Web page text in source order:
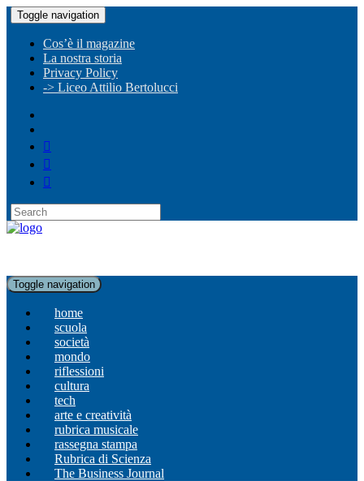
Toggle navigation
Cos’è il magazine
La nostra storia
Privacy Policy
-> Liceo Attilio Bertolucci
Toggle navigation
home
scuola
società
mondo
riflessioni
cultura
tech
arte e creatività
rubrica musicale
rassegna stampa
Rubrica di Scienza
The Business Journal